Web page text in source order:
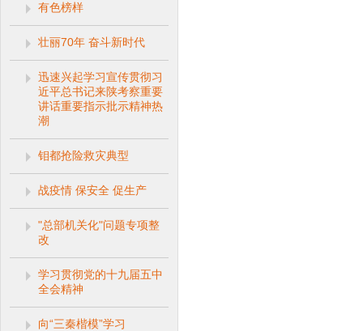
有色榜样
壮丽70年 奋斗新时代
迅速兴起学习宣传贯彻习
近平总书记来陕考察重要
讲话重要指示批示精神热
潮
钼都抢险救灾典型
战疫情 保安全 促生产
"总部机关化"问题专项整
改
学习贯彻党的十九届五中
全会精神
向“三秦楷模”学习